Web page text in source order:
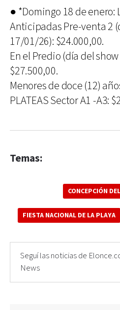
● *Domingo 18 de enero:
Anticipadas Pre-venta 2
17/01/26): $24.000,00.
En el Predio (día del
$27.500,00.
Menores de doce (12)
PLATEAS Sector A1 -A3:
Temas:
CONCEPCIÓN
FIESTA NACIONAL DE LA PLAYA
Seguí las noticias de
News